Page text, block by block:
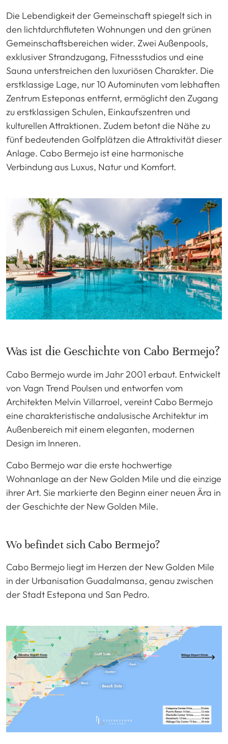
Die Lebendigkeit der Gemeinschaft spiegelt sich in
den lichtdurchfluteten Wohnungen und den grünen
Gemeinschaftsbereichen wider. Zwei Außenpools,
exklusiver Strandzugang, Fitnessstudios und eine
Sauna unterstreichen den luxuriösen Charakter. Die
erstklassige Lage, nur 10 Autominuten vom lebhaften
Zentrum Esteponas entfernt, ermöglicht den Zugang
zu erstklassigen Schulen, Einkaufszentren und
kulturellen Attraktionen. Zudem betont die Nähe zu
fünf bedeutenden Golfplätzen die Attraktivität dieser
Anlage. Cabo Bermejo ist eine harmonische
Verbindung aus Luxus, Natur und Komfort.
Was ist die Geschichte von Cabo Bermejo?
Cabo Bermejo wurde im Jahr 2001 erbaut. Entwickelt
von Vagn Trend Poulsen und entworfen vom
Architekten Melvin Villarroel, vereint Cabo Bermejo
eine charakteristische andalusische Architektur im
Außenbereich mit einem eleganten, modernen
Design im Inneren.
Cabo Bermejo war die erste hochwertige
Wohnanlage an der New Golden Mile und die einzige
ihrer Art. Sie markierte den Beginn einer neuen Ära in
der Geschichte der New Golden Mile.
Wo befindet sich Cabo Bermejo?
Cabo Bermejo liegt im Herzen der New Golden Mile
in der Urbanisation Guadalmansa, genau zwischen
der Stadt Estepona und San Pedro.